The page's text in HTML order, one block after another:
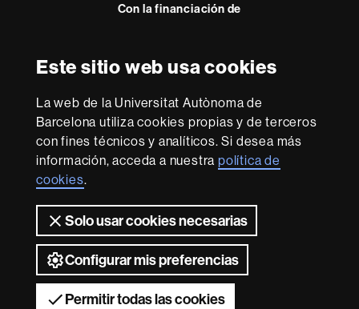
Este sitio web usa cookies
La web de la Universitat Autònoma de
Barcelona utiliza cookies propias y de terceros
con fines técnicos y analíticos. Si desea más
información, acceda a nuestrapolítica de
cookies.
Solo usar cookies necesarias
Configurar mis preferencias
Permitir todas las cookies
-
Con la financiación de
Sobre
esta
web Aviso legal Protección de datos Sobre el
web Accesibilidad web Mapa del web UAB
Somos una universidad líder que imparte una docencia
flexible, adecuada a las necesidades de la sociedad y
adaptada a los nuevos modelos de la Europa del
conocimiento. La UAB es reconocida internacionalmente
por la calidad y el carácter innovador de su investigación.
2026 Universitat Autònoma de Barcelona